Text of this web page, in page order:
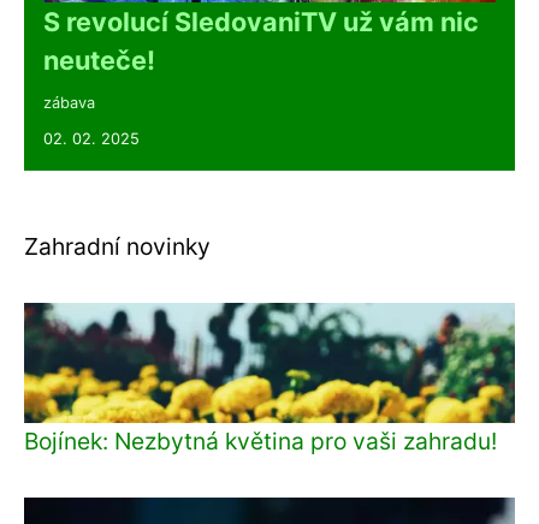
S revolucí SledovaniTV už vám nic
neuteče!
zábava
02. 02. 2025
Zahradní novinky
Bojínek: Nezbytná květina pro vaši zahradu!